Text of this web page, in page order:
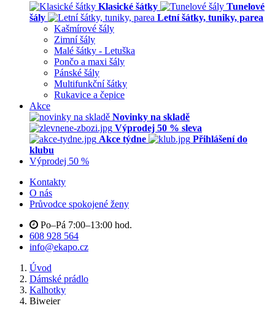
Klasické šátky
Tunelové
šály
Letní šátky, tuniky, parea
Kašmírové šály
Zimní šály
Malé šátky - Letuška
Pončo a maxi šály
Pánské šály
Multifunkční šátky
Rukavice a čepice
Akce
Novinky na skladě
Výprodej 50 % sleva
Akce týdne
Přihlášení do
klubu
Výprodej 50 %
Kontakty
O nás
Průvodce spokojené ženy
Po–Pá 7:00–13:00 hod.
608 928 564
info@ekapo.cz
Úvod
Dámské prádlo
Kalhotky
Biweier